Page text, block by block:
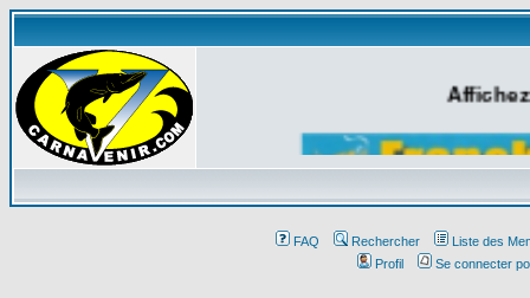
FAQ Rechercher
Liste des
Profil
Se connecter